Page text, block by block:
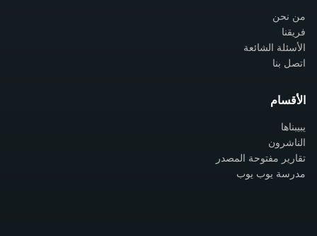
من نحن
فريقنا
الأسئلة الشائعة
اتصل بنا
الأقسام
يبيبناها
الناشرون
تقارير مفتوحة المصدر
مدرسة يوب يوب